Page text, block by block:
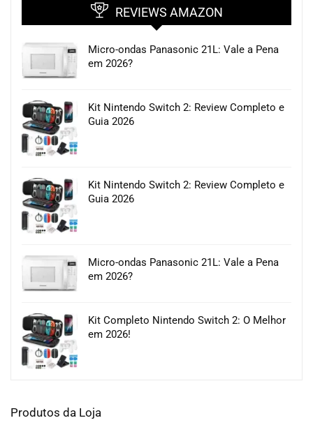
REVIEWS AMAZON
Micro-ondas Panasonic 21L: Vale a Pena
em 2026?
Kit Nintendo Switch 2: Review Completo e
Guia 2026
Kit Nintendo Switch 2: Review Completo e
Guia 2026
Micro-ondas Panasonic 21L: Vale a Pena
em 2026?
Kit Completo Nintendo Switch 2: O Melhor
em 2026!
Produtos da Loja